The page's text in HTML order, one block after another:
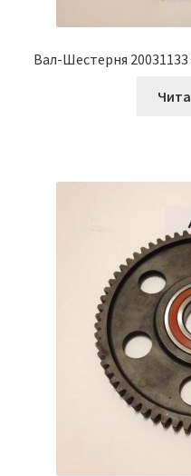
Вал-Шестерня 20031133